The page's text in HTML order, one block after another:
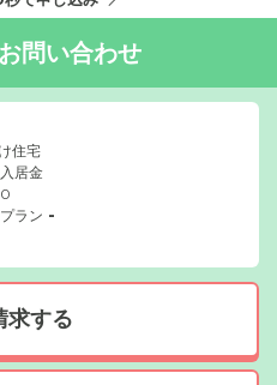
問い合わせ
住宅
入居金
0
プラン -
求する